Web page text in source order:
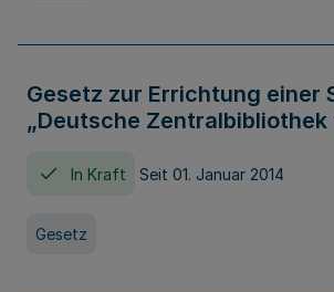
Gesetz zur Errichtung einer
„Deutsche Zentralbibliothek
In Kraft Seit 01. Januar 2014
Gesetz